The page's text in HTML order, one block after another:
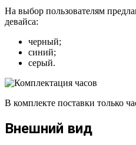
На выбор пользователям
девайса:
черный;
синий;
серый.
В комплекте поставки только
Внешний вид